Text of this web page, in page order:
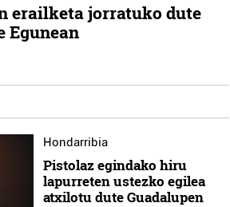
erailketa jorratuko dute
Egunean
Hondarribia
Pistolaz egindako hiru
lapurreten ustezko egilea
atxilotu dute Guadalupen